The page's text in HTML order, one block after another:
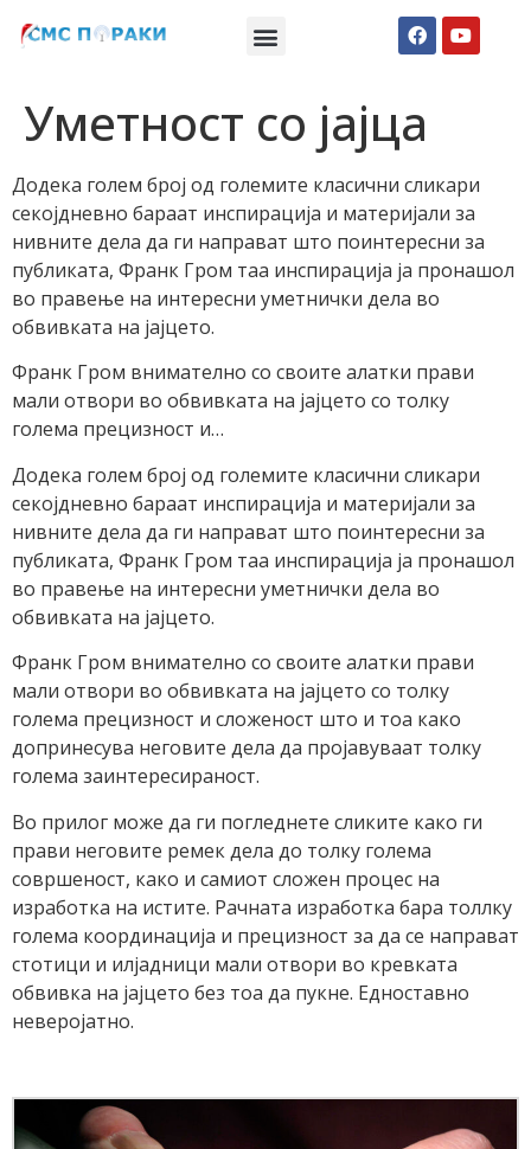
Уметност со јајца
Додека голем број од големите класични сликари
секојдневно бараат инспирација и материјали за
нивните дела да ги направат што поинтересни за
публиката, Франк Гром таа инспирација ја пронашол
во правење на интересни уметнички дела во
обвивката на јајцето.
Франк Гром внимателно со своите алатки прави
мали отвори во обвивката на јајцето со толку
голема прецизност и…
Додека голем број од големите класични сликари
секојдневно бараат инспирација и материјали за
нивните дела да ги направат што поинтересни за
публиката, Франк Гром таа инспирација ја пронашол
во правење на интересни уметнички дела во
обвивката на јајцето.
Франк Гром внимателно со своите алатки прави
мали отвори во обвивката на јајцето со толку
голема прецизност и сложеност што и тоа како
допринесува неговите дела да пројавуваат толку
голема заинтересираност.
Во прилог може да ги погледнете сликите како ги
прави неговите ремек дела до толку голема
совршеност, како и самиот сложен процес на
изработка на истите. Рачната изработка бара толлку
голема координација и прецизност за да се направат
стотици и илјадници мали отвори во кревката
обвивка на јајцето без тоа да пукне. Едноставно
неверојатно.